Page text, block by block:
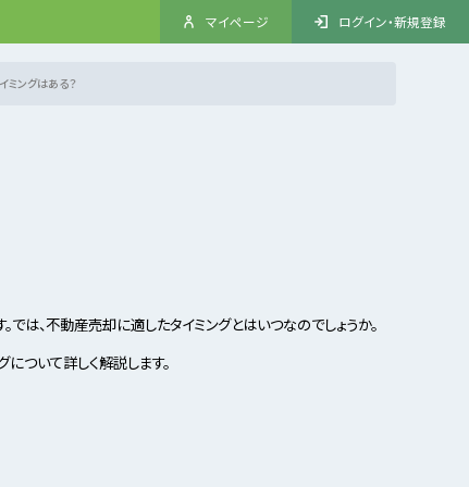
マイページ ログイン・新規登録
ミングはある？
は、不動産売却に適したタイミングとはいつなのでしょうか。
ついて詳しく解説します。